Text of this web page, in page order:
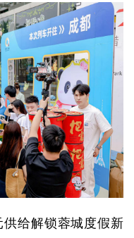
给解锁蓉城度假新